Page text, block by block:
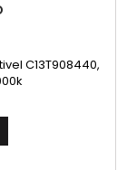
C13T908440,